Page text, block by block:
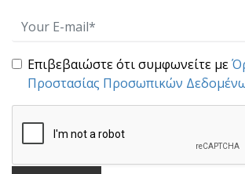
Κάθε άνθρωπος έχει πολλούς
Φοράει πολλά[...]
Επιβεβαιώστε ότι συμφωνείτε με
Προστασίας Προσωπικών